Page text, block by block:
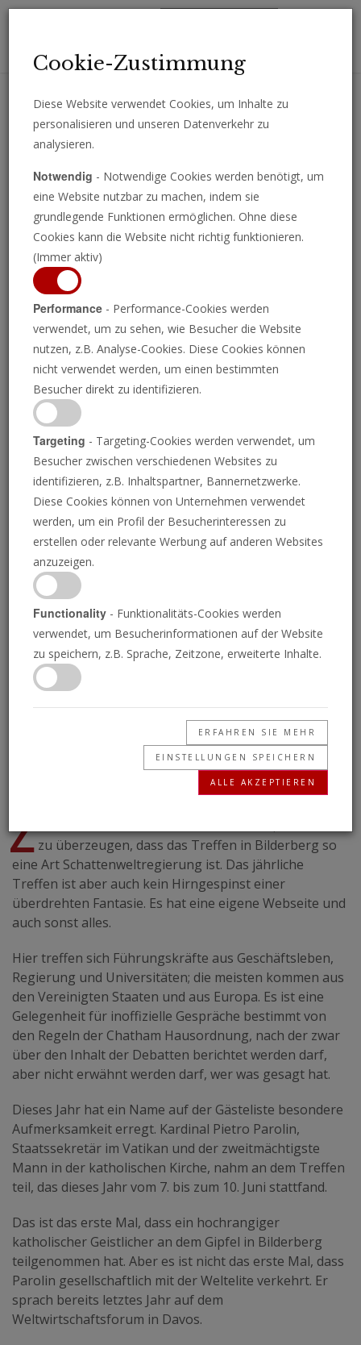
Erhalten Sie wichtige Analysen, Kommentare und Nachrichten
Warum nahm der
katholische Kardinal an
dem Gipfeltreffen von
Bilderberg teil?
Zuerst Davos und jetzt Bilderberg – Europas
Elite blickt auf die katholische Kirche.
Z zu überzeugen, dass das Treffen in Bilderberg so
eine Art Schattenweltregierung ist. Das jährliche
Treffen ist aber auch kein Hirngespinst einer
überdrehten Fantasie. Es hat eine eigene Webseite und
auch sonst alles.
Hier treffen sich Führungskräfte aus Geschäftsleben,
Regierung und Universitäten; die meisten kommen aus
den Vereinigten Staaten und aus Europa. Es ist eine
Gelegenheit für inoffizielle Gespräche bestimmt von
den Regeln der Chatham Hausordnung, nach der zwar
über den Inhalt der Debatten berichtet werden darf,
aber nicht erwähnt werden darf, wer was gesagt hat.
Dieses Jahr hat ein Name auf der Gästeliste besondere
Aufmerksamkeit erregt. Kardinal Pietro Parolin,
Staatssekretär im Vatikan und der zweitmächtigste
Mann in der katholischen Kirche, nahm an dem Treffen
teil, das dieses Jahr vom 7. bis zum 10. Juni stattfand.
Das ist das erste Mal, dass ein hochrangiger
katholischer Geistlicher an dem Gipfel in Bilderberg
teilgenommen hat. Aber es ist nicht das erste Mal, dass
Parolin gesellschaftlich mit der Weltelite verkehrt. Er
sprach bereits letztes Jahr auf dem
Weltwirtschaftsforum in Davos.
Cookie-Zustimmung
Diese Website verwendet Cookies, um Inhalte zu
personalisieren und unseren Datenverkehr zu
analysieren.
Notwendig - Notwendige Cookies werden benötigt, um
eine Website nutzbar zu machen, indem sie
grundlegende Funktionen ermöglichen. Ohne diese
Cookies kann die Website nicht richtig funktionieren.
(Immer aktiv)
Performance - Performance-Cookies werden
verwendet, um zu sehen, wie Besucher die Website
nutzen, z.B. Analyse-Cookies. Diese Cookies können
nicht verwendet werden, um einen bestimmten
Besucher direkt zu identifizieren.
Targeting - Targeting-Cookies werden verwendet, um
Besucher zwischen verschiedenen Websites zu
identifizieren, z.B. Inhaltspartner, Bannernetzwerke.
Diese Cookies können von Unternehmen verwendet
werden, um ein Profil der Besucherinteressen zu
erstellen oder relevante Werbung auf anderen Websites
anzuzeigen.
Functionality - Funktionalitäts-Cookies werden
verwendet, um Besucherinformationen auf der Website
zu speichern, z.B. Sprache, Zeitzone, erweiterte Inhalte.
ERFAHREN SIE MEHR
EINSTELLUNGEN SPEICHERN
ALLE AKZEPTIEREN